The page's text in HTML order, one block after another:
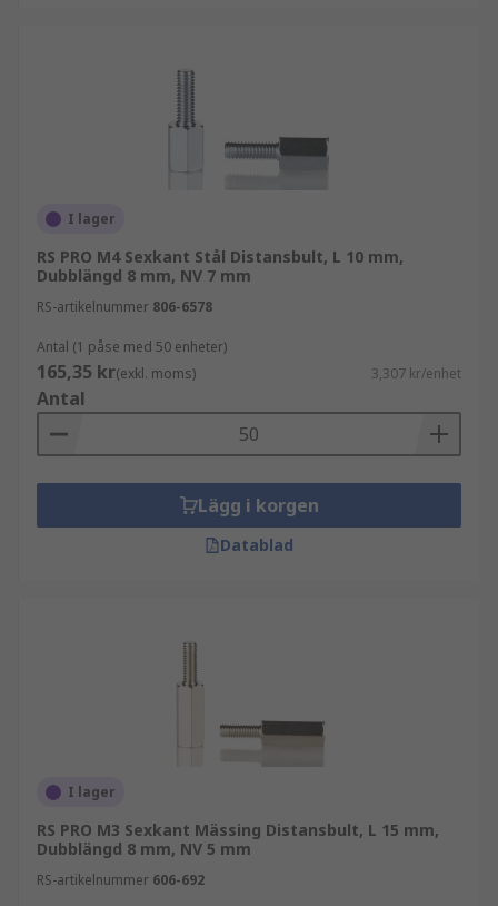
I lager
RS PRO M4 Sexkant Stål Distansbult, L 10 mm,
Dubblängd 8 mm, NV 7 mm
RS-artikelnummer 806-6578
Antal (1 påse med 50 enheter)
165,35 kr(exkl. moms) 3,307 kr/enhet
Antal
Lägg i korgen
Datablad
I lager
RS PRO M3 Sexkant Mässing Distansbult, L 15 mm,
Dubblängd 8 mm, NV 5 mm
RS-artikelnummer 606-692